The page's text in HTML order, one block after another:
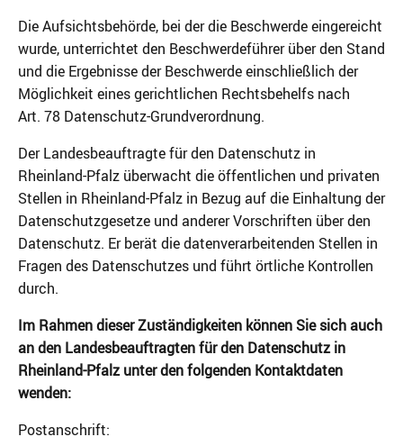
Die Aufsichtsbehörde, bei der die Beschwerde eingereicht
wurde, unterrichtet den Beschwerdeführer über den Stand
und die Ergebnisse der Beschwerde einschließlich der
Möglichkeit eines gerichtlichen Rechtsbehelfs nach
Art. 78 Datenschutz-Grundverordnung.
Der Landesbeauftragte für den Datenschutz in
Rheinland-Pfalz überwacht die öffentlichen und privaten
Stellen in Rheinland-Pfalz in Bezug auf die Einhaltung der
Datenschutzgesetze und anderer Vorschriften über den
Datenschutz. Er berät die datenverarbeitenden Stellen in
Fragen des Datenschutzes und führt örtliche Kontrollen
durch.
Im Rahmen dieser Zuständigkeiten können Sie sich auch
an den Landesbeauftragten für den Datenschutz in
Rheinland-Pfalz unter den folgenden Kontaktdaten
wenden:
Postanschrift: